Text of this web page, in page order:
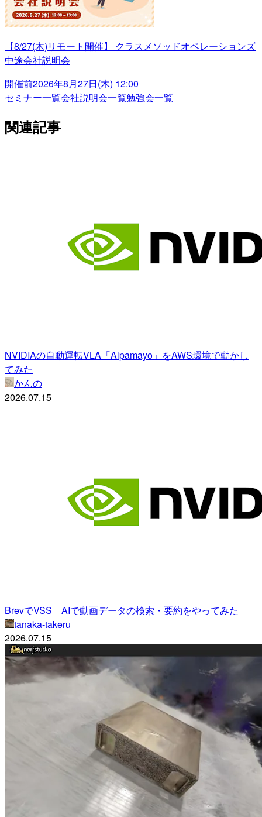
【8/27(木)リモート開催】 クラスメソッドオペレーションズ
中途会社説明会
開催前2026年8月27日(木) 12:00
セミナー一覧会社説明会一覧勉強会一覧
関連記事
NVIDIAの自動運転VLA「Alpamayo」をAWS環境で動かし
てみた
かんの
2026.07.15
BrevでVSS AIで動画データの検索・要約をやってみた
tanaka-takeru
2026.07.15